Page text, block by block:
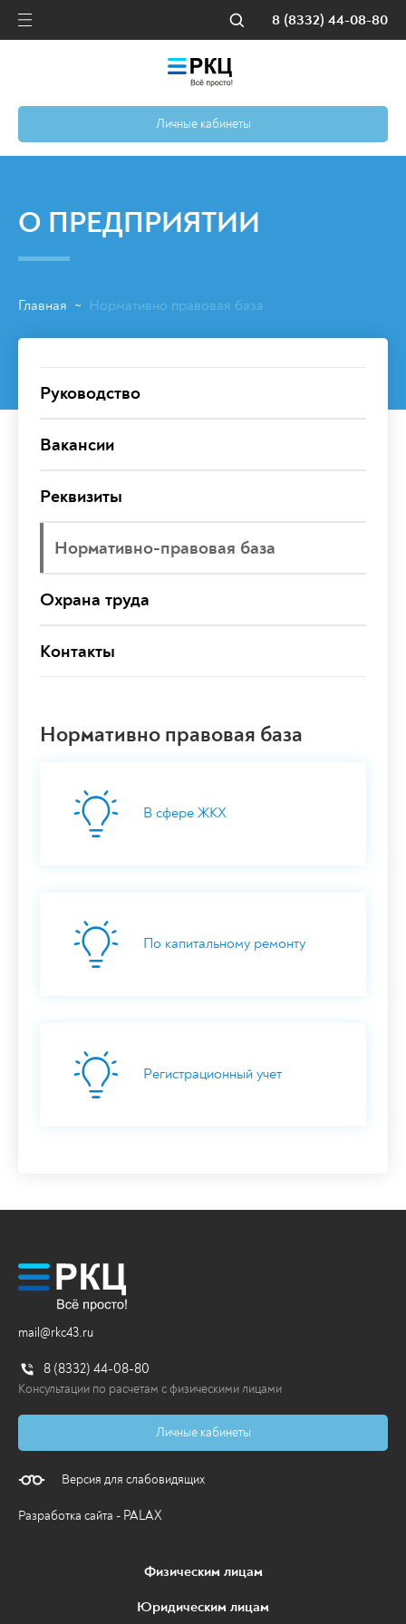
8 (8332) 44-08-80
Личные кабинеты
О ПРЕДПРИЯТИИ
Главная ~ Нормативно правовая база
Руководство
Вакансии
Реквизиты
Нормативно-правовая база
Охрана труда
Контакты
Нормативно правовая база
В сфере ЖКХ
По капитальному ремонту
Регистрационный учет
mail@rkc43.ru
8 (8332) 44-08-80
Консультации по расчетам с физическими лицами
Личные кабинеты
Версия для слабовидящих
Разработка сайта - PALAX
Физическим лицам
Юридическим лицам